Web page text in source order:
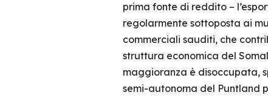
prima fonte di reddito –
regolarmente sottoposta ai
commerciali sauditi, che
struttura economica del
maggioranza è disoccupata,
semi-autonoma del Puntland